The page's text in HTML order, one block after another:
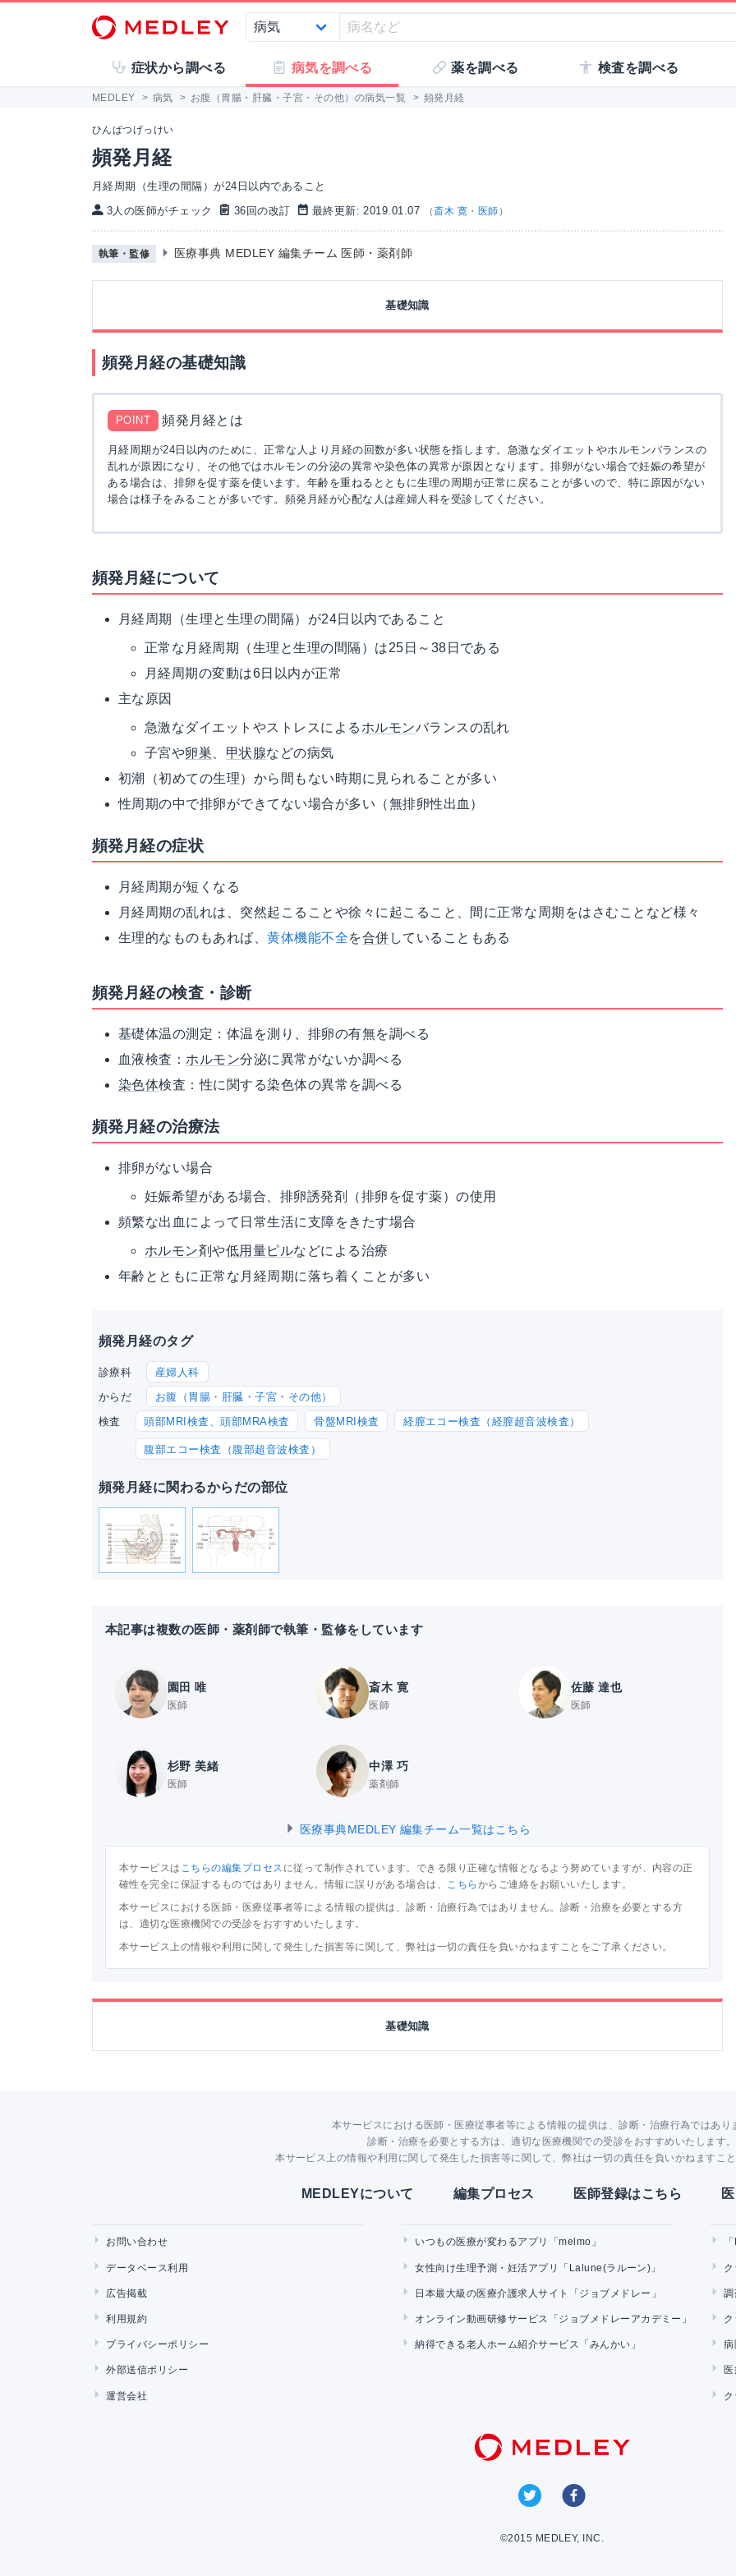
症状から調べる 病気を調べる 薬を調べる 検査を調べる
MEDLEY > 病気 > お腹（胃腸・肝臓・子宮・その他）の病気一覧 > 頻発月経
ひんぱつげっけい
頻発月経
月経周期（生理の間隔）が24日以内であること
3人の医師がチェック
36回の改訂 最終更新: 2019.01.07 （斎木 寛・医師 ）
執筆・監修 医療事典 MEDLEY 編集チーム 医師・薬剤師
基礎知識
頻発月経の基礎知識
POINT 頻発月経とは
月経周期が24日以内のために、正常な人より月経の回数が多い状態を指します。急激なダイエットやホルモンバランスの
乱れが原因になり、その他ではホルモンの分泌の異常や染色体の異常が原因となります。排卵がない場合で妊娠の希望が
ある場合は、排卵を促す薬を使います。年齢を重ねるとともに生理の周期が正常に戻ることが多いので、特に原因がない
場合は様子をみることが多いです。頻発月経が心配な人は産婦人科を受診してください。
頻発月経について
月経周期（生理と生理の間隔）が24日以内であること
正常な月経周期（生理と生理の間隔）は25日～38日である
月経周期の変動は6日以内が正常
主な原因
急激なダイエットやストレスによる ホルモンバランスの乱れ
子宮や卵巣 甲状腺などの病気
初潮（初めての生理）から間もない時期に見られることが多い
性周期の中で排卵ができてない場合が多い（無排卵性出血）
頻発月経の症状
月経周期が短くなる
月経周期の乱れは、突然起こることや徐々に起こること、間に正常な周期をはさむことなど様々
生理的なものもあれば、黄体機能不全を合併 していることもある
頻発月経の検査・診断
基礎体温の測定：体温を測り、排卵の有無を調べる
血液検査： ホルモン分泌に異常がないか調べる
染色体検査：性に関する染色体の異常を調べる
頻発月経の治療法
排卵がない場合
妊娠希望がある場合、排卵誘発剤（排卵を促す薬）の使用
頻繁な出血によって日常生活に支障をきたす場合
ホルモン剤や低用量ピルなどによる治療
年齢とともに正常な月経周期に落ち着くことが多い
頻発月経のタグ
診療科 産婦人科
からだ お腹（胃腸・肝臓・子宮・その他）
検査 頭部MRI検査、頭部MRA検査 骨盤MRI検査 経膣エコー検査（経膣超音波検査）
腹部エコー検査（腹部超音波検査）
頻発月経に関わるからだの部位
本記事は複数の医師・薬剤師で執筆・監修をしています
園田 唯
医師
斎木 寛
医師
佐藤 達也
医師
杉野 美緒
医師
中澤 巧
薬剤師
医療事典MEDLEY 編集チーム一覧はこちら
本サービスは こちらの編集プロセス に従って制作されています。できる限り正確な情報となるよう努めていますが、内容の正
確性を完全に保証するものではありません。情報に誤りがある場合は、 こちら からご連絡をお願いいたします。
本サービスにおける医師・医療従事者等による情報の提供は、診断・治療行為ではありません。診断・治療を必要とする方
は、適切な医療機関での受診をおすすめいたします。
本サービス上の情報や利用に関して発生した損害等に関して、弊社は一切の責任を負いかねますことをご了承ください。
基礎知識
本サービスにおける医師・医療従事者等による情報の提供は、診断・治療行為ではあり
診断・治療を必要とする方は、適切な医療機関での受診をおすすめいたします。
本サービス上の情報や利用に関して発生した損害等に関して、弊社は一切の責任を負いかねますこ
MEDLEYについて 編集プロセス 医師登録はこちら
お問い合わせ
データベース利用
広告掲載
利用規約
プライバシーポリシー
外部送信ポリシー
運営会社
いつもの医療が変わるアプリ「melmo」
女性向け生理予測・妊活アプリ「Lalune(ラルーン)」
日本最大級の医療介護求人サイト「ジョブメドレー」
オンライン動画研修サービス「ジョブメドレーアカデミー」
納得できる老人ホーム紹介サービス「みんかい」
©2015 MEDLEY, INC.